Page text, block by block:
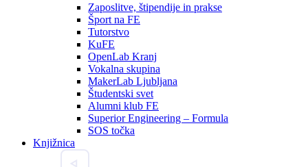
Zaposlitve, štipendije in prakse
Šport na FE
Tutorstvo
KuFE
OpenLab Kranj
Vokalna skupina
MakerLab Ljubljana
Študentski svet
Alumni klub FE
Superior Engineering – Formula
SOS točka
Knjižnica